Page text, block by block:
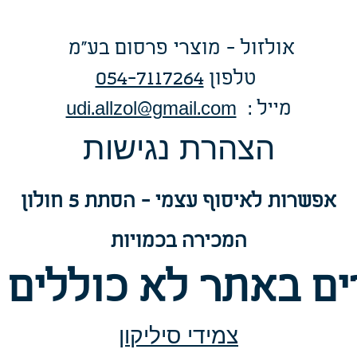
אולזול - מוצרי פרסום בע"מ
טלפון054-7117264
udi.allzol@gmail.com
: מייל
הצהרת נגישות
אפשרות לאיסוף עצמי - הסתת 5 חולון
המכירה בכמויות
באתר לא
צמידי סיליקון